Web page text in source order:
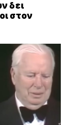
δει
στον